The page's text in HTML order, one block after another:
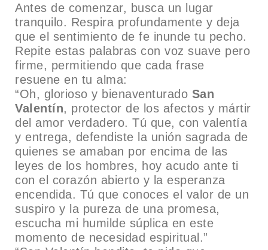
Antes de comenzar, busca un lugar
tranquilo. Respira profundamente y deja
que el sentimiento de fe inunde tu pecho.
Repite estas palabras con voz suave pero
firme, permitiendo que cada frase
resuene en tu alma:
“Oh, glorioso y bienaventurado San
Valentín, protector de los afectos y mártir
del amor verdadero. Tú que, con valentía
y entrega, defendiste la unión sagrada de
quienes se amaban por encima de las
leyes de los hombres, hoy acudo ante ti
con el corazón abierto y la esperanza
encendida. Tú que conoces el valor de un
suspiro y la pureza de una promesa,
escucha mi humilde súplica en este
momento de necesidad espiritual.”